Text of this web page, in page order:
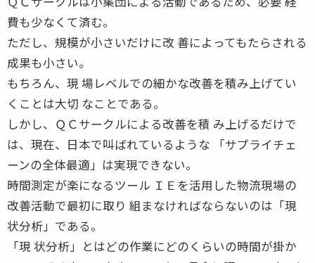
費も少なくて済む。
ただし、規模が小さいだけに改 善によってもたらされる
成果も小さい。
もちろん、現 場レベルでの細かな改善を積み上げてい
くことは大切 なことである。
しかし、ＱＣサークルによる改善を積 み上げるだけで
は、現在、日本で叫ばれているような 「サプライチェ
ーンの全体最適」は実現できない。
時間測定が楽になるツール ＩＥを活用した物流現場の
改善活動で最初に取り 組まなければならないのは「現
状分析」である。
「現 状分析」とはどの作業にどのくらいの時間が掛か